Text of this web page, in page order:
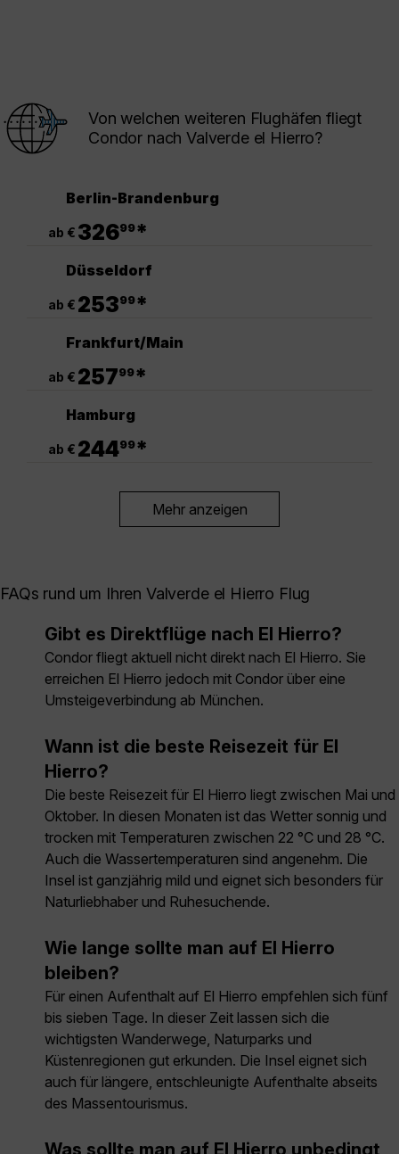
Von welchen weiteren Flughäfen fliegt
Condor nach Valverde el Hierro?
Berlin-Brandenburg
ab € 32699*
Düsseldorf
ab € 25399*
Frankfurt/Main
ab € 25799*
Hamburg
ab € 24499*
Mehr anzeigen
FAQs rund um Ihren Valverde el Hierro Flug
Gibt es Direktflüge nach El Hierro?
Condor fliegt aktuell nicht direkt nach El Hierro. Sie
erreichen El Hierro jedoch mit Condor über eine
Umsteigeverbindung ab München.
Wann ist die beste Reisezeit für El
Hierro?
Die beste Reisezeit für El Hierro liegt zwischen Mai und
Oktober. In diesen Monaten ist das Wetter sonnig und
trocken mit Temperaturen zwischen 22 °C und 28 °C.
Auch die Wassertemperaturen sind angenehm. Die
Insel ist ganzjährig mild und eignet sich besonders für
Naturliebhaber und Ruhesuchende.
Wie lange sollte man auf El Hierro
bleiben?
Für einen Aufenthalt auf El Hierro empfehlen sich fünf
bis sieben Tage. In dieser Zeit lassen sich die
wichtigsten Wanderwege, Naturparks und
Küstenregionen gut erkunden. Die Insel eignet sich
auch für längere, entschleunigte Aufenthalte abseits
des Massentourismus.